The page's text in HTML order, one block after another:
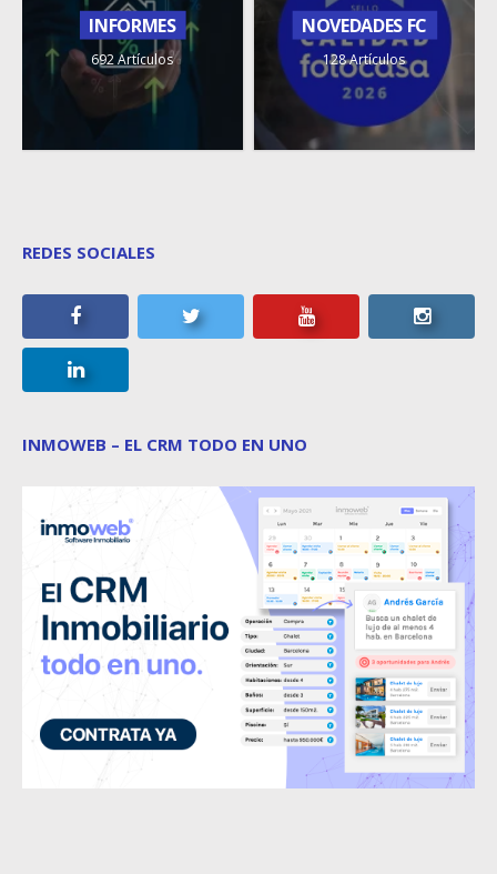
INFORMES
692 Artículos
NOVEDADES FC
128 Artículos
REDES SOCIALES
INMOWEB – EL CRM TODO EN UNO